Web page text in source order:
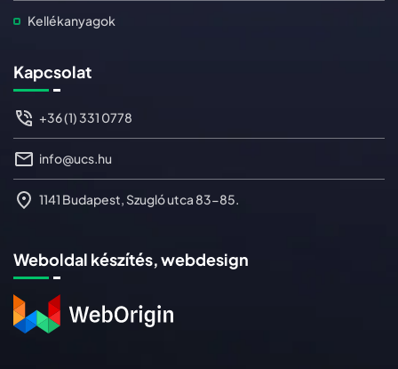
Kellékanyagok
Kapcsolat
+36 (1) 331 0778
info@ucs.hu
1141 Budapest, Szugló utca 83-85.
Weboldal készítés, webdesign